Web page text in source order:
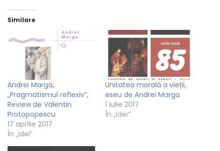
Similare
Andrei Marga,
„Pragmatismul reflexiv”,
Review de Valentin
Protopopescu
17 aprilie 2017
În „Idei”
Unitatea morală a vieții,
eseu de Andrei Marga
1 iulie 2017
În „Idei”